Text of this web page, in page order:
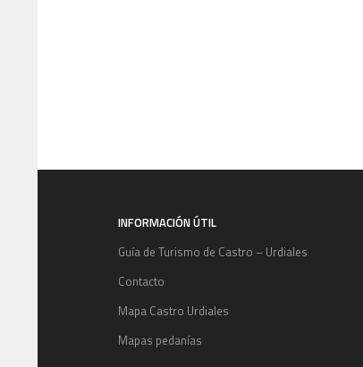
INFORMACIÓN ÚTIL
Guía de Turismo de Castro – Urdiales
Contacto
Mapa Castro Urdiales
Mapas pedanías